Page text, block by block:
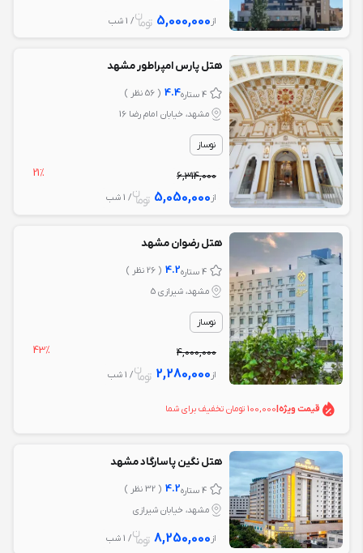
از 5,000,000 / 1 شب
هتل پارس امپراطور مشهد
4 ستاره 4.4 ( 56 نظر )
مشهد، خیابان امام رضا 16
نوساز
6,314,000
21%
از 5,050,000 / 1 شب
هتل رضوان مشهد
4 ستاره 4.2 ( 26 نظر )
مشهد، شیرازی 5
نوساز
4,000,000
43%
از 2,280,000 / 1 شب
قیمت ویژه 100,000 تومان تخفیف برای شما
هتل نگین پاسارگاد مشهد
4 ستاره 4.2 ( 32 نظر )
مشهد، خیابان شیرازی
از 8,250,000 / 1 شب